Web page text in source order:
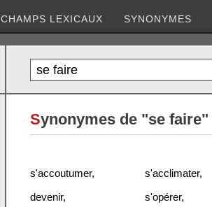
CHAMPS LEXICAUX SYNONYMES
Synonymes de "se faire"
s'accoutumer, s'acclimater,
devenir, s'opérer,